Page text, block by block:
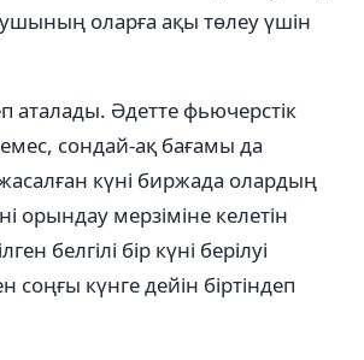
оларға ақы төлеу үшін
аталады. Әдетте фьючерстік
сондай-ақ бағамы да
күні биржада олардың
орындау мерзіміне келетін
белгілі бір күні берілуі
күнге дейін біртіндеп